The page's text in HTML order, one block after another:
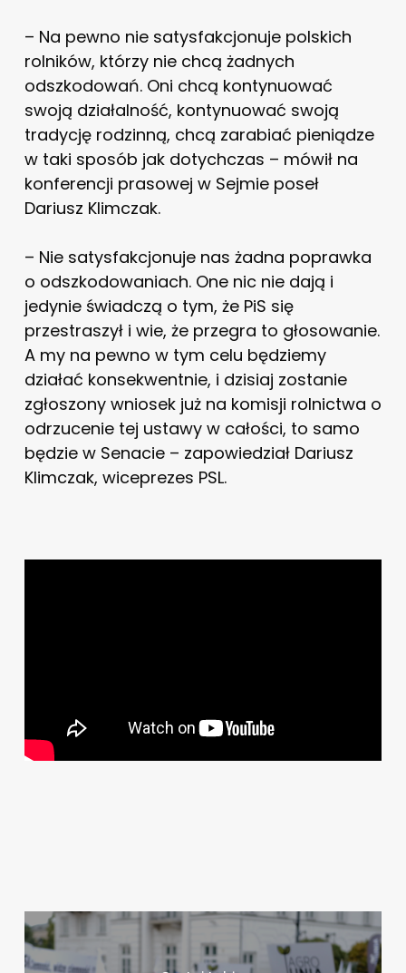
– Na pewno nie satysfakcjonuje polskich
rolników, którzy nie chcą żadnych
odszkodowań. Oni chcą kontynuować
swoją działalność, kontynuować swoją
tradycję rodzinną, chcą zarabiać pieniądze
w taki sposób jak dotychczas – mówił na
konferencji prasowej w Sejmie poseł
Dariusz Klimczak.
– Nie satysfakcjonuje nas żadna poprawka
o odszkodowaniach. One nic nie dają i
jedynie świadczą o tym, że PiS się
przestraszył i wie, że przegra to głosowanie.
A my na pewno w tym celu będziemy
działać konsekwentnie, i dzisiaj zostanie
zgłoszony wniosek już na komisji rolnictwa o
odrzucenie tej ustawy w całości, to samo
będzie w Senacie – zapowiedział Dariusz
Klimczak, wiceprezes PSL.